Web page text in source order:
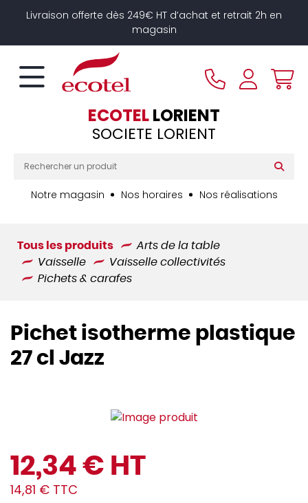
Livraison offerte dès 249€ HT d’achat et retrait 2h en
magasin
ECOTELLORIENT
SOCIETE LORIENT
Notre magasin Nos horaires Nos réalisations
Tous les produits
Arts de la table
Vaisselle
Vaisselle collectivités
Pichets & carafes
Pichet isotherme plastique
27 cl Jazz
12,34 € HT
14,81 € TTC
Panneau de gestion des cookies